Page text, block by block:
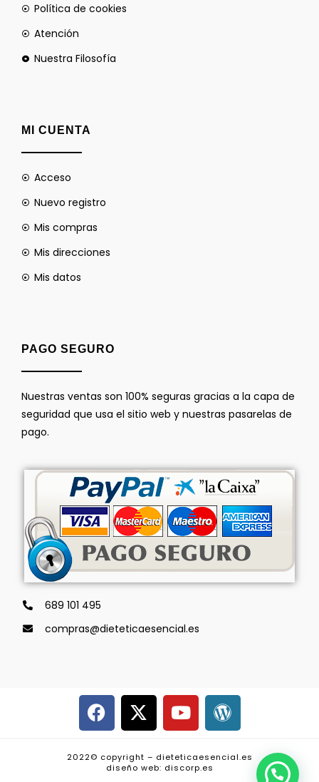
Política de cookies
Atención
Nuestra Filosofía
MI CUENTA
Acceso
Nuevo registro
Mis compras
Mis direcciones
Mis datos
PAGO SEGURO
Nuestras ventas son 100% seguras gracias a la capa de
seguridad que usa el sitio web y nuestras pasarelas de
pago.
689 101 495
compras@dieteticaesencial.es
2022© copyright – dieteticaesencial.es
diseño web: discorp.es